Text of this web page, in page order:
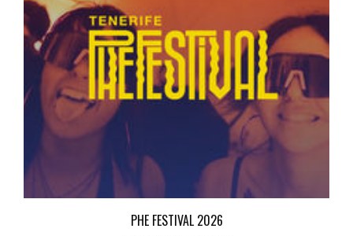
PHE FESTIVAL 2026